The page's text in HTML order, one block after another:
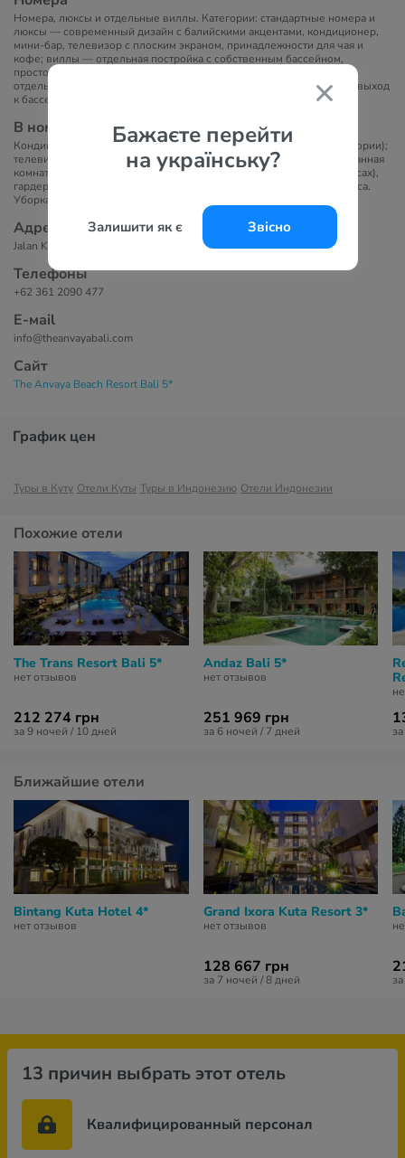
Бажаєте перейти
на українську?
Залишити як є Звісно
Номера, люксы и отдельные виллы. Категории: стандартные номера и
люксы — современный дизайн с балийскими акцентами, кондиционер,
мини-бар, телевизор с плоским экраном, принадлежности для чая и
кофе; виллы — отдельная постройка с собственным бассейном,
просторной ванной комнатой с гардеробной, двумя раковинами,
отдельной ванной и душевой кабиной; номера swim-up — прямой выход
к бассейну с лагуной.
В номерах
Кондиционер; мини-бар (комплиментарный — уточняется по категории);
телевизор с плоским экраном; набор для чая и кофе; сейф; фен. Ванная
комната: ванна, отдельный душ, двойная раковина (в виллах и люксах),
гардеробная (в виллах), туалетные принадлежности премиум-класса.
Уборка: ежедневно. Room service: доступен.
Адрес
Jalan Kartika Plaza, Kuta, Bali 80361, Indonesia
Телефоны
+62 361 2090 477
Е-маil
info@theanvayabali.com
Сайт
The Anvaya Beach Resort Bali 5*
График цен
Туры в Куту Отели Куты Туры в Индонезию Отели Индонезии
Похожие отели
The Trans Resort Bali 5*
нет отзывов
212 274 грн
за 9 ночей / 10 дней
Andaz Bali 5*
нет отзывов
251 969 грн
за 6 ночей / 7 дней
Ближайшие отели
Bintang Kuta Hotel 4*
нет отзывов
Grand Ixora Kuta Resort 3*
нет отзывов
128 667 грн
за 7 ночей / 8 дней
13 причин выбрать этот отель
Квалифицированный персонал